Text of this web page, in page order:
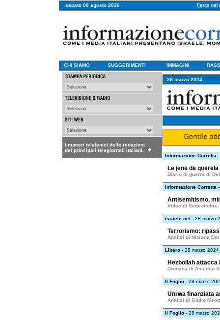
sabato 08 agosto 2026
CHI SIAMO SUGGERIMENTI IMMAGINI
I numeri telefonici delle redazioni
dei principali telegiornali italiani.
28 marzo 2024
Informazione Corretta
Le jene da querela
Diario di guerra di
Informazione Corretta
Antisemitismo,
Video di Setteottobre
israele.net- 28 marzo
Terrorismo:
Analisi di Nitsana
Libero - 28 marzo 2024
Hezbollah
Cronaca di Amedeo
Il Foglio - 28 marzo
Unrwa finanziata
Analisi di Giulio
Il Foglio - 28 marzo